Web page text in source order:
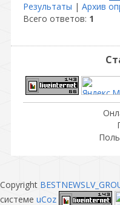
Результаты | Архив
Всего ответов: 1
Copyright
системе uCoz